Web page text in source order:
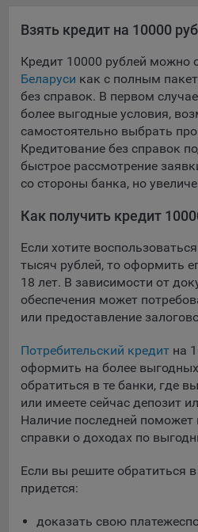
сервис показа контекстной
Google Ads - сервис показа
предоставляемый компанией
House Barrow Street Dublin 4,
Сохранить мои
Сохранить по
Взять кредит на 10000
Кредит 10000 рублей можно
Беларуси как с полным
без справок. В первом
более выгодные условия,
самостоятельно выбрать
Кредитование без справок
быстрое рассмотрение
со стороны банка, но
Как получить кредит
Если хотите
тысяч рублей, то оформить
18 лет. В зависимости от
обеспечения может
или предоставление
Потребительский кредит на
оформить на более выгодных
обратиться в те банки, где
или имеете сейчас депозит
Наличие последней поможет
справки о доходах по
Если вы решите обратиться
придется:
доказать свою